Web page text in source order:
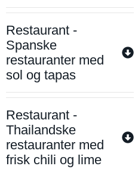
Restaurant -
Spanske
restauranter med
sol og tapas
Restaurant -
Thailandske
restauranter med
frisk chili og lime